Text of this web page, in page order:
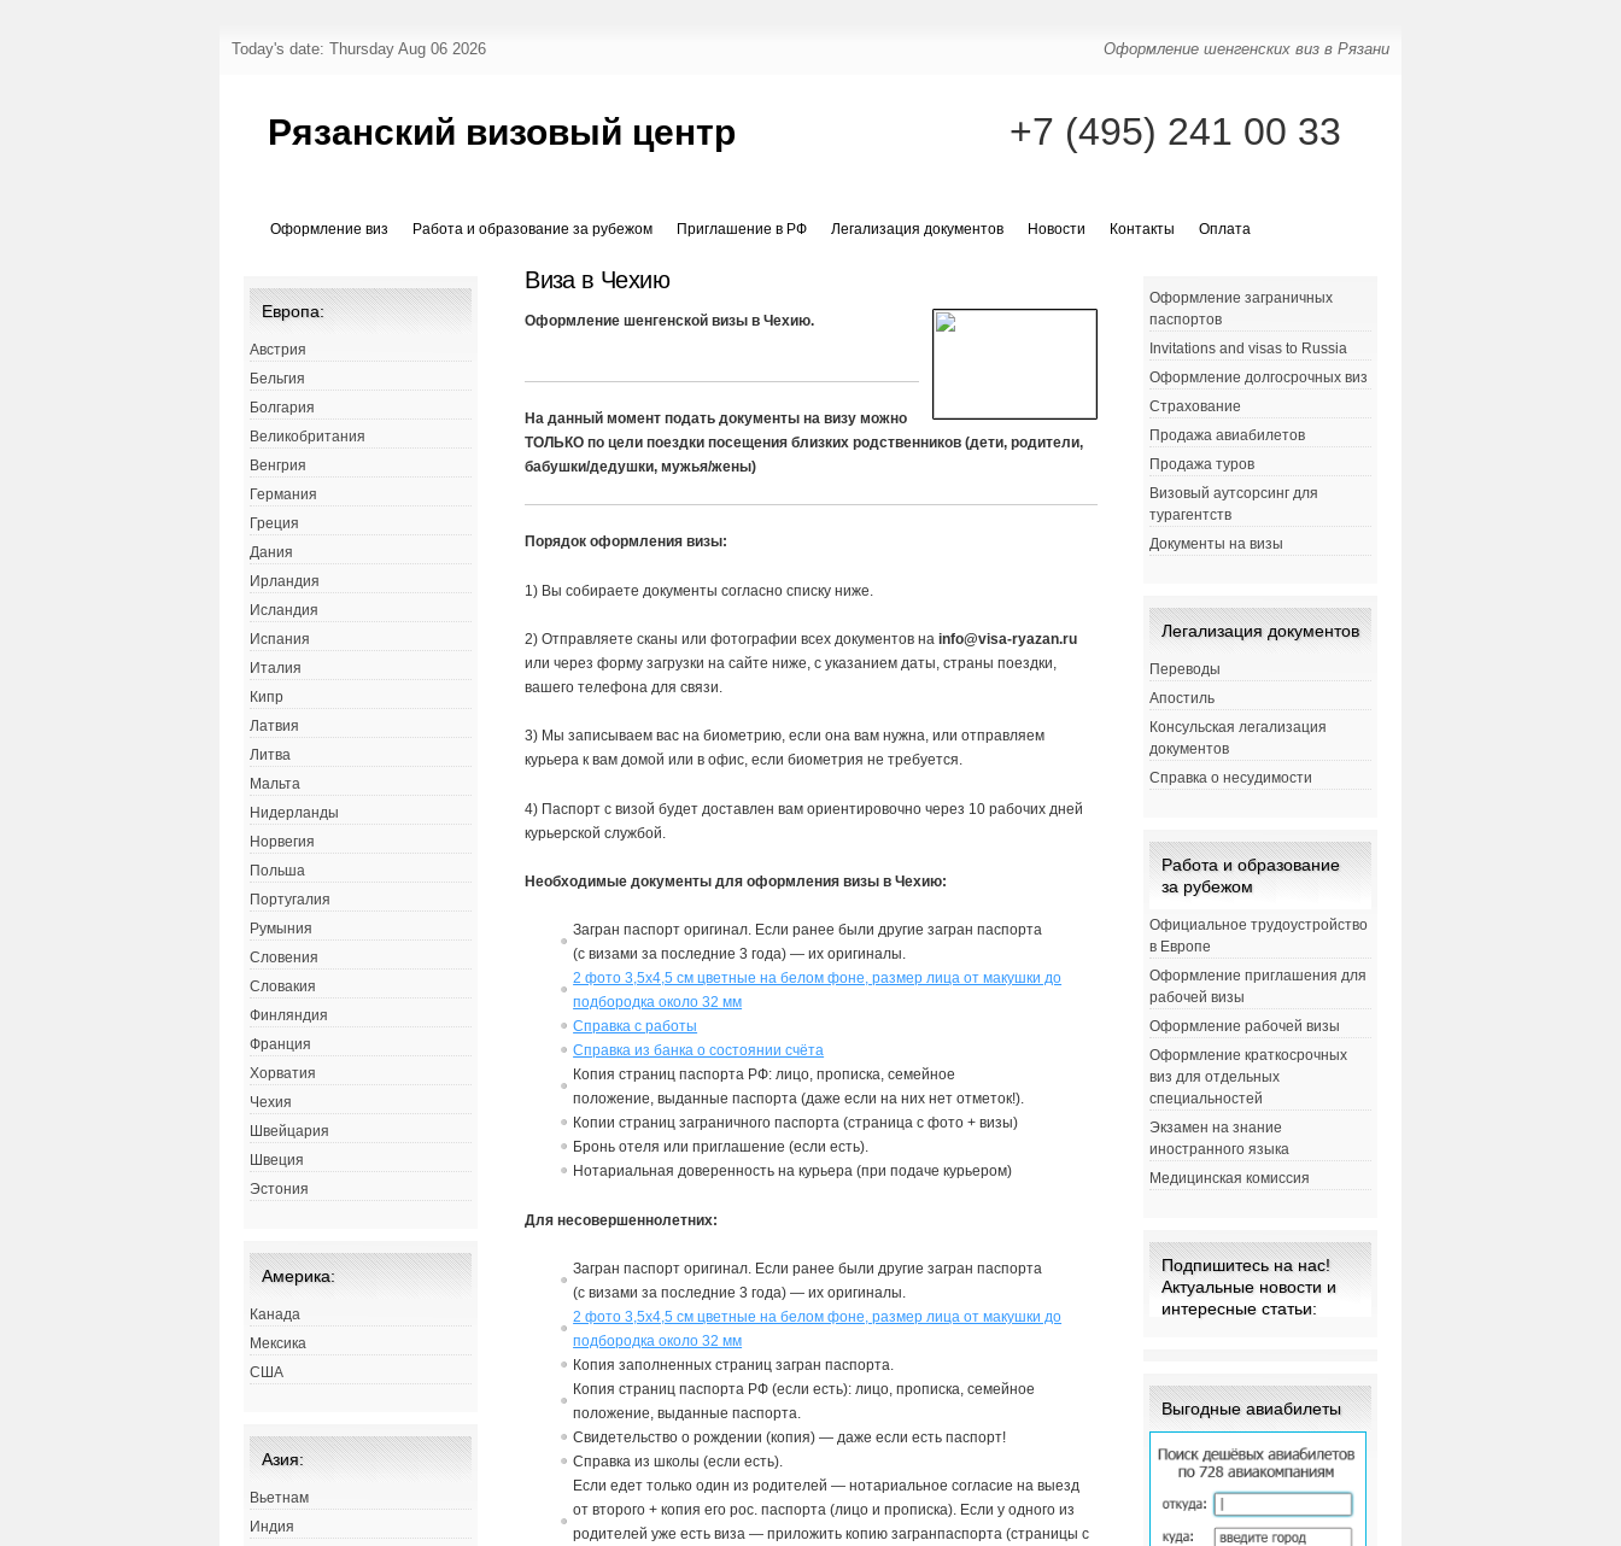
Оформление шенгенских виз в Рязани
Today's date: Thursday Aug 06 2026
Рязанский визовый центр +7 (495) 241 00 33
Оформление виз Работа и образование за рубежом Приглашение в РФ Легализация документов Новости Контакты Оплата
Виза в Чехию
Оформление шенгенской визы в Чехию.
На данный момент подать документы на визу можно
ТОЛЬКО по цели поездки посещения близких родственников (дети, родители,
бабушки/дедушки, мужья/жены)
Порядок оформления визы:
1) Вы собираете документы согласно списку ниже.
2) Отправляете сканы или фотографии всех документов наinfo@visa-ryazan.ru
или через форму загрузки на сайте ниже, с указанием даты, страны поездки,
вашего телефона для связи.
3) Мы записываем вас на биометрию, если она вам нужна, или отправляем
курьера к вам домой или в офис, если биометрия не требуется.
4) Паспорт с визой будет доставлен вам ориентировочно через 10 рабочих дней
курьерской службой.
Необходимые документы для оформления визы в Чехию:
Загран паспорт оригинал. Если ранее были другие загран паспорта
(свизами за последние 3 года) — их оригиналы.
2 фото 3,5х4,5 см цветные на белом фоне, размер лица от макушки до
подбородка около 32 мм
Справка с работы
Справка из банка о состоянии счёта
Копия страниц паспорта РФ: лицо, прописка, семейное
положение,выданные паспорта (даже если на них нет отметок!).
Копии страниц заграничного паспорта (страница с фото + визы)
Бронь отеля или приглашение (если есть).
Нотариальная доверенность на курьера (при подаче курьером)
Для несовершеннолетних:
Загран паспорт оригинал. Если ранее были другие загран паспорта
(свизами за последние 3 года) — их оригиналы.
2 фото 3,5х4,5 см цветные на белом фоне, размер лица от макушки до
подбородка около 32 мм
Копия заполненных страниц загран паспорта.
Копия страниц паспорта РФ (если есть): лицо, прописка, семейное
положение,выданные паспорта.
Свидетельство о рождении (копия) — даже если есть паспорт!
Справка из школы (если есть).
Если едет только один из родителей — нотариальное согласиена выезд
отвторого + копия его рос. паспорта (лицо и прописка). Если у одного из
родителей уже есть виза — приложить копию загранпаспорта (страницы с
Европа:
Австрия
Бельгия
Болгария
Великобритания
Венгрия
Германия
Греция
Дания
Ирландия
Исландия
Испания
Италия
Кипр
Латвия
Литва
Мальта
Нидерланды
Норвегия
Польша
Португалия
Румыния
Словения
Словакия
Финляндия
Франция
Хорватия
Чехия
Швейцария
Швеция
Эстония
Америка:
Канада
Мексика
США
Азия:
Вьетнам
Индия
Оформление заграничных
паспортов
Invitations and visas to Russia
Оформление долгосрочных виз
Страхование
Продажа авиабилетов
Продажа туров
Визовый аутсорсинг для
турагентств
Документы на визы
Легализация документов
Переводы
Апостиль
Консульская легализация
документов
Справка о несудимости
Работа и образование
за рубежом
Официальное трудоустройство
в Европе
Оформление приглашения для
рабочей визы
Оформление рабочей визы
Оформление краткосрочных
виз для отдельных
специальностей
Экзамен на знание
иностранного языка
Медицинская комиссия
Подпишитесь на нас!
Актуальные новости и
интересные статьи:
Выгодные авиабилеты